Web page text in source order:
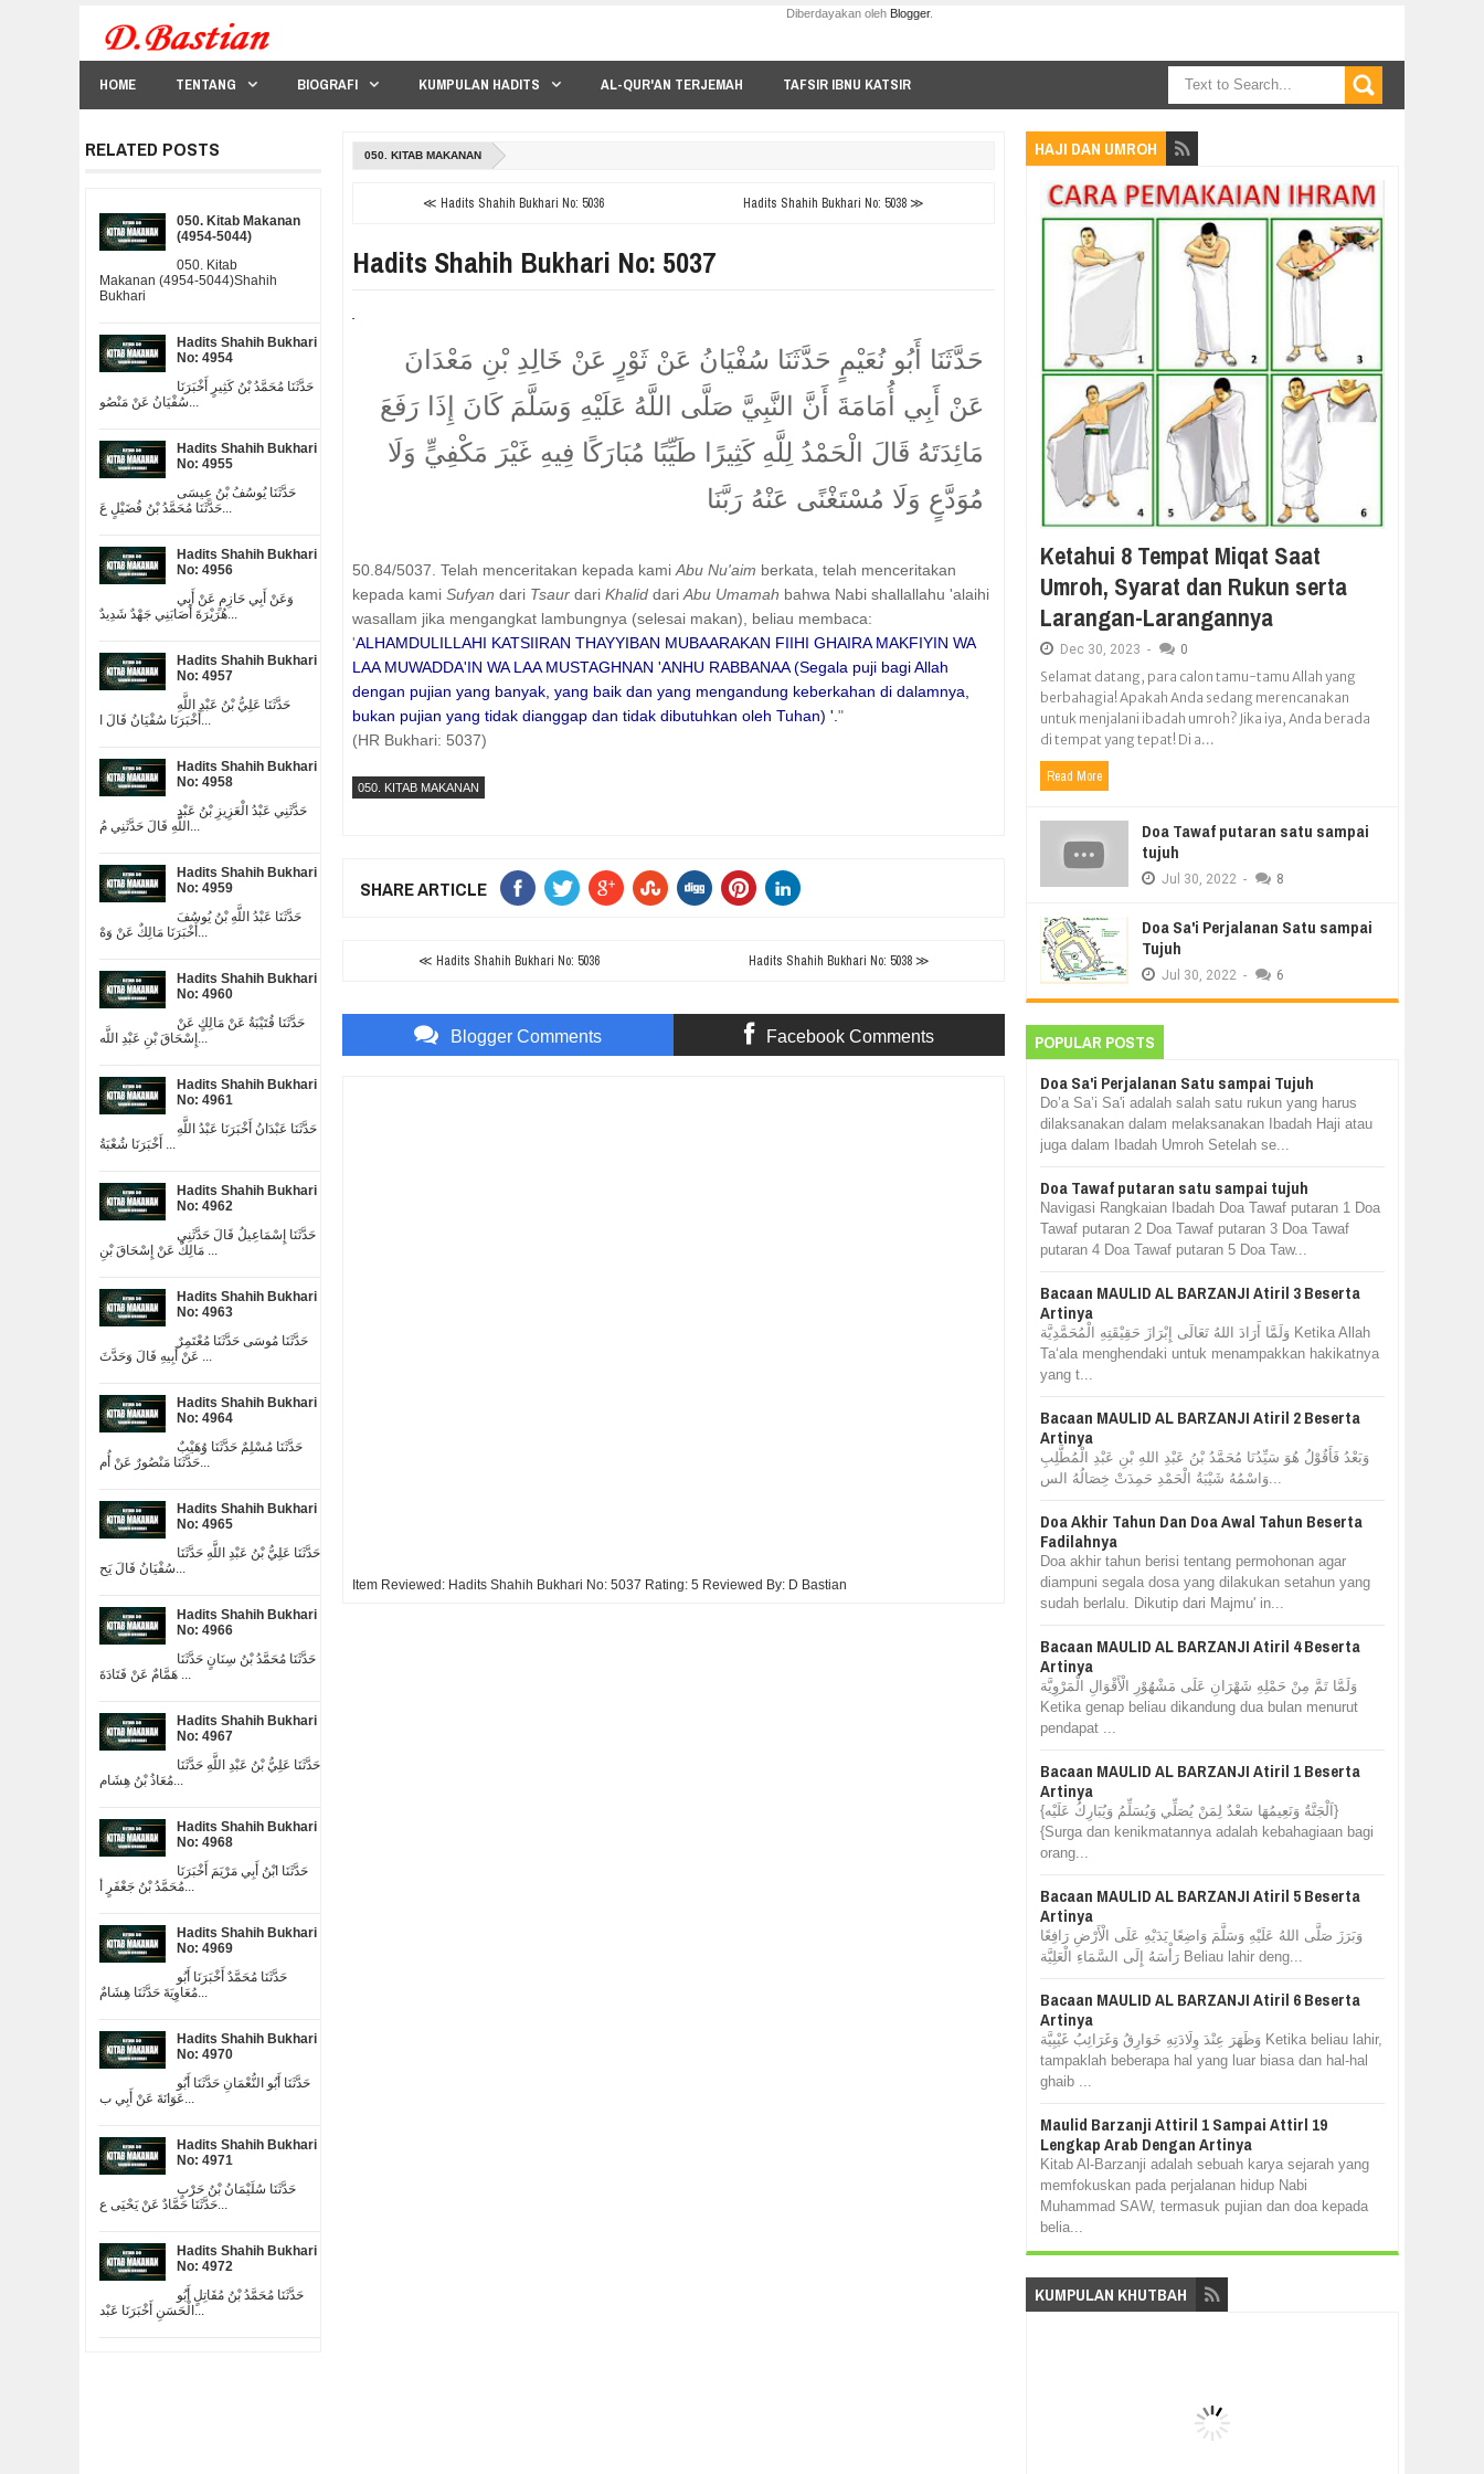
Diberdayakan oleh Blogger.
HOME TENTANG BIOGRAFI KUMPULAN HADITS AL-QUR'AN TERJEMAH TAFSIR IBNU KATSIR
050. KITAB MAKANAN
≪ Hadits Shahih Bukhari No: 5036 Hadits Shahih Bukhari No: 5038 ≫
Hadits Shahih Bukhari No: 5037
حَدَّثَنَا أَبُو نُعَيْمٍ حَدَّثَنَا سُفْيَانُ عَنْ ثَوْرٍ عَنْ خَالِدِ بْنِ مَعْدَانَ
عَنْ أَبِي أُمَامَةَ أَنَّ النَّبِيَّ صَلَّى اللَّهُ عَلَيْهِ وَسَلَّمَ كَانَ إِذَا رَفَعَ
مَائِدَتَهُ قَالَ الْحَمْدُ لِلَّهِ كَثِيرًا طَيِّبًا مُبَارَكًا فِيهِ غَيْرَ مَكْفِيٍّ وَلَا
مُوَدَّعٍ وَلَا مُسْتَغْنًى عَنْهُ رَبَّنَا
50.84/5037. Telah menceritakan kepada kamiAbu Nu'aim berkata, telah menceritakan
kepada kamiSufyan dari Tsaur dariKhalid dariAbu Umamah bahwa Nabi shallallahu 'alaihi
wasallam jika mengangkat lambungnya (selesai makan), beliau membaca:
'ALHAMDULILLAHI KATSIIRAN THAYYIBAN MUBAARAKAN FIIHI GHAIRA MAKFIYIN WA
LAA MUWADDA'IN WA LAA MUSTAGHNAN 'ANHU RABBANAA (Segala puji bagi Allah
dengan pujian yang banyak, yang baik dan yang mengandung keberkahan di dalamnya,
bukan pujian yang tidak dianggap dan tidak dibutuhkan oleh Tuhan) '."
(HR Bukhari: 5037)
050. KITAB MAKANAN
SHARE ARTICLE
≪ Hadits Shahih Bukhari No: 5036 Hadits Shahih Bukhari No: 5038 ≫
Blogger Comments Facebook Comments
Item Reviewed: Hadits Shahih Bukhari No: 5037 Rating:5 Reviewed By: D Bastian
RELATED POSTS
050. Kitab Makanan
(4954-5044)
050. Kitab
Makanan (4954-5044)Shahih
Bukhari
Hadits Shahih Bukhari
No: 4954
حَدَّثَنَا مُحَمَّدُ بْنُ كَثِيرٍ أَخْبَرَنَا
سُفْيَانُ عَنْ مَنْصُو...
Hadits Shahih Bukhari
No: 4955
حَدَّثَنَا يُوسُفُ بْنُ عِيسَى
حَدَّثَنَا مُحَمَّدُ بْنُ فُضَيْلٍ عَ...
Hadits Shahih Bukhari
No: 4956
وَعَنْ أَبِي حَازِمٍ عَنْ أَبِي
هُرَيْرَةَ أَصَابَنِي جَهْدٌ شَدِيدٌ...
Hadits Shahih Bukhari
No: 4957
حَدَّثَنَا عَلِيُّ بْنُ عَبْدِ اللَّهِ
أَخْبَرَنَا سُفْيَانُ قَالَ ا...
Hadits Shahih Bukhari
No: 4958
حَدَّثَنِي عَبْدُ الْعَزِيزِ بْنُ عَبْدِ
اللَّهِ قَالَ حَدَّثَنِي مُ...
Hadits Shahih Bukhari
No: 4959
حَدَّثَنَا عَبْدُ اللَّهِ بْنُ يُوسُفَ
أَخْبَرَنَا مَالِكٌ عَنْ وَهْ...
Hadits Shahih Bukhari
No: 4960
حَدَّثَنَا قُتَيْبَةُ عَنْ مَالِكٍ عَنْ
إِسْحَاقَ بْنِ عَبْدِ اللَّه...
Hadits Shahih Bukhari
No: 4961
حَدَّثَنَا عَبْدَانُ أَخْبَرَنَا عَبْدُ اللَّهِ
أَخْبَرَنَا شُعْبَةُ ...
Hadits Shahih Bukhari
No: 4962
حَدَّثَنَا إِسْمَاعِيلُ قَالَ حَدَّثَنِي
مَالِكٌ عَنْ إِسْحَاقَ بْنِ ...
Hadits Shahih Bukhari
No: 4963
حَدَّثَنَا مُوسَى حَدَّثَنَا مُعْتَمِرٌ
عَنْ أَبِيهِ قَالَ وَحَدَّثَ ...
Hadits Shahih Bukhari
No: 4964
حَدَّثَنَا مُسْلِمٌ حَدَّثَنَا وُهَيْبٌ
حَدَّثَنَا مَنْصُورٌ عَنْ أُم...
Hadits Shahih Bukhari
No: 4965
حَدَّثَنَا عَلِيُّ بْنُ عَبْدِ اللَّهِ حَدَّثَنَا
سُفْيَانُ قَالَ يَح...
Hadits Shahih Bukhari
No: 4966
حَدَّثَنَا مُحَمَّدُ بْنُ سِنَانٍ حَدَّثَنَا
هَمَّامٌ عَنْ قَتَادَةَ ...
Hadits Shahih Bukhari
No: 4967
حَدَّثَنَا عَلِيُّ بْنُ عَبْدِ اللَّهِ حَدَّثَنَا
مُعَاذُ بْنُ هِشَام...
Hadits Shahih Bukhari
No: 4968
حَدَّثَنَا ابْنُ أَبِي مَرْيَمَ أَخْبَرَنَا
مُحَمَّدُ بْنُ جَعْفَرٍ أ...
Hadits Shahih Bukhari
No: 4969
حَدَّثَنَا مُحَمَّدٌ أَخْبَرَنَا أَبُو
مُعَاوِيَةَ حَدَّثَنَا هِشَامٌ...
Hadits Shahih Bukhari
No: 4970
حَدَّثَنَا أَبُو النُّعْمَانِ حَدَّثَنَا أَبُو
عَوَانَةَ عَنْ أَبِي ب...
Hadits Shahih Bukhari
No: 4971
حَدَّثَنَا سُلَيْمَانُ بْنُ حَرْبٍ
حَدَّثَنَا حَمَّادٌ عَنْ يَحْيَى ع...
Hadits Shahih Bukhari
No: 4972
حَدَّثَنَا مُحَمَّدُ بْنُ مُقَاتِلٍ أَبُو
الْحَسَنِ أَخْبَرَنَا عَبْد...
HAJI DAN UMROH
Ketahui 8 Tempat Miqat Saat
Umroh, Syarat dan Rukun serta
Larangan-Larangannya
Dec 30, 2023 - 0
Selamat datang, para calon tamu-tamu Allah yang
berbahagia! Apakah Anda sedang merencanakan
untuk menjalani ibadah umroh? Jika iya, Anda berada
di tempat yang tepat! Di a...
Read More
Doa Tawaf putaran satu sampai
tujuh
Jul 30, 2022 - 8
Doa Sa'i Perjalanan Satu sampai
Tujuh
Jul 30, 2022 - 6
POPULAR POSTS
Doa Sa'i Perjalanan Satu sampai Tujuh
Do’a Sa’i Sa'i adalah salah satu rukun yang harus
dilaksanakan dalam melaksanakan Ibadah Haji atau
juga dalam Ibadah Umroh Setelah se...
Doa Tawaf putaran satu sampai tujuh
Navigasi Rangkaian Ibadah Doa Tawaf putaran 1 Doa
Tawaf putaran 2 Doa Tawaf putaran 3 Doa Tawaf
putaran 4 Doa Tawaf putaran 5 Doa Taw...
Bacaan MAULID AL BARZANJI Atiril 3 Beserta
Artinya
وَلَمَّا أَرَادَ اللهُ تَعَالَى إِبْرَازَ حَقِيْقَتِهِ الْمُحَمَّدِيَّة Ketika Allah
Ta‘ala menghendaki untuk menampakkan hakikatnya
yang t...
Bacaan MAULID AL BARZANJI Atiril 2 Beserta
Artinya
وَبَعْدُ فَأَقُوْلُ هُوَ سَيِّدُنَا مُحَمَّدُ بْنُ عَبْدِ اللهِ بْنِ عَبْدِ الْمُطَّلِبِ
وَاسْمُهُ شَيْبَةُ الْحَمْدِ حَمِدَتْ خِصَالُهُ الس...
Doa Akhir Tahun Dan Doa Awal Tahun Beserta
Fadilahnya
Doa akhir tahun berisi tentang permohonan agar
diampuni segala dosa yang dilakukan setahun yang
sudah berlalu. Dikutip dari Majmu' in...
Bacaan MAULID AL BARZANJI Atiril 4 Beserta
Artinya
وَلَمَّا تَمَّ مِنْ حَمْلِهِ شَهْرَانِ عَلَى مَشْهُوْرِ الْأَقْوَالِ الْمَرْوِيَّة
Ketika genap beliau dikandung dua bulan menurut
pendapat ...
Bacaan MAULID AL BARZANJI Atiril 1 Beserta
Artinya
{اَلْجَنَّةُ وَنَعِيمُهَا سَعْدٌ لِمَنْ يُصَلِّي وَيُسَلِّمُ وَيُبَارِكُ عَلَيْه}
{Surga dan kenikmatannya adalah kebahagiaan bagi
orang...
Bacaan MAULID AL BARZANJI Atiril 5 Beserta
Artinya
وَبَرَزَ صَلَّى اللهُ عَلَيْهِ وَسَلَّمَ وَاضِعًا يَدَيْهِ عَلَى الْأَرْضِ رَافِعًا
رَأْسَهُ إِلَى السَّمَاءِ الْعَلِيَّة Beliau lahir deng...
Bacaan MAULID AL BARZANJI Atiril 6 Beserta
Artinya
وَظَهَرَ عِنْدَ وِلَادَتِهِ خَوَارِقُ وَغَرَائِبُ غَيْبِيَّة Ketika beliau lahir,
tampaklah beberapa hal yang luar biasa dan hal-hal
ghaib ...
Maulid Barzanji Attiril 1 Sampai Attirl 19
Lengkap Arab Dengan Artinya
Kitab Al-Barzanji adalah sebuah karya sejarah yang
memfokuskan pada perjalanan hidup Nabi
Muhammad SAW, termasuk pujian dan doa kepada
belia...
KUMPULAN KHUTBAH